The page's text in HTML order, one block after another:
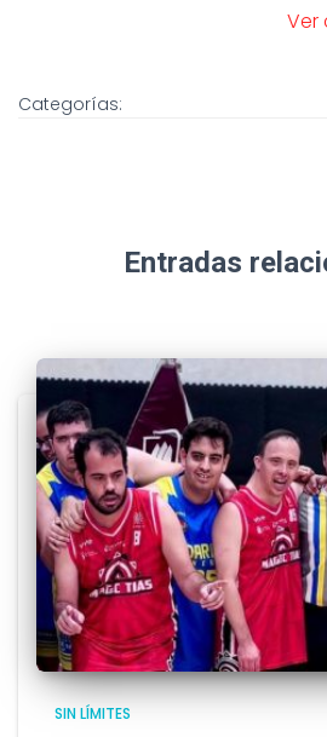
Ver
Categorías:
Entradas
SIN LÍMITES